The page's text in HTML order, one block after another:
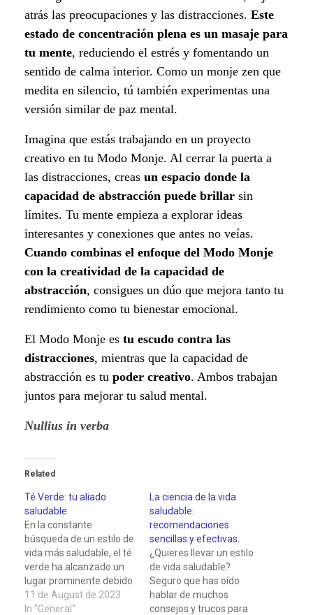
atrás las preocupaciones y las distracciones. Este
estado de concentración plena es un masaje para
tu mente, reduciendo el estrés y fomentando un
sentido de calma interior. Como un monje zen que
medita en silencio, tú también experimentas una
versión similar de paz mental.
Imagina que estás trabajando en un proyecto
creativo en tu Modo Monje. Al cerrar la puerta a
las distracciones, creas un espacio donde la
capacidad de abstracción puede brillar sin
límites. Tu mente empieza a explorar ideas
interesantes y conexiones que antes no veías.
Cuando combinas el enfoque del Modo Monje
con la creatividad de la capacidad de
abstracción, consigues un dúo que mejora tanto tu
rendimiento como tu bienestar emocional.
El Modo Monje es tu escudo contra las
distracciones, mientras que la capacidad de
abstracción es tu poder creativo. Ambos trabajan
juntos para mejorar tu salud mental.
Nullius in verba
Related
Té Verde: tu aliado
saludable.
En la constante
búsqueda de un estilo de
vida más saludable, el té
verde ha alcanzado un
lugar prominente debido
a sus incontables
beneficios para el
11 de August de 2023
In "General"
La ciencia de la vida
saludable:
recomendaciones
sencillas y efectivas.
¿Quieres llevar un estilo
de vida saludable?
Seguro que has oído
hablar de muchos
consejos y trucos para